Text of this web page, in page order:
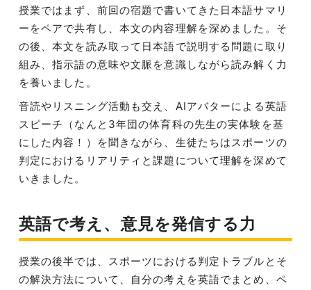
授業ではまず、前回の宿題で書いてきた日本語サマリ
ーをペアで共有し、本文の内容理解を深めました。そ
の後、本文を読み取って日本語で説明する問題に取り
組み、指示語の意味や文脈を意識しながら読み解く力
を養いました。
音読やリスニング活動も交え、AIアバターによる英語
スピーチ（なんと3年団の体育科の先生の実体験を基
にした内容！）を聞きながら、生徒たちはスポーツの
判定におけるリアリティと課題について理解を深めて
いきました。
英語で考え、意見を発信する力
授業の後半では、スポーツにおける判定トラブルとそ
の解決方法について、自分の考えを英語でまとめ、ペ